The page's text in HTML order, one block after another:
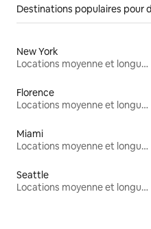
Destinations populaires pour
New York
Locations moyenne et longue durée
Florence
Locations moyenne et longue durée
Miami
Locations moyenne et longue durée
Seattle
Locations moyenne et longue durée